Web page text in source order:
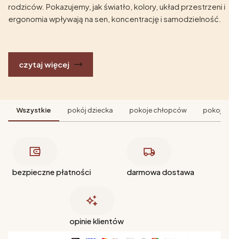
rodziców. Pokazujemy, jak światło, kolory, układ przestrzeni i
ergonomia wpływają na sen, koncentrację i samodzielność.
czytaj więcej
Wszystkie pokój dziecka pokoje chłopców pokoje
bezpieczne płatności darmowa dostawa
opinie klientów